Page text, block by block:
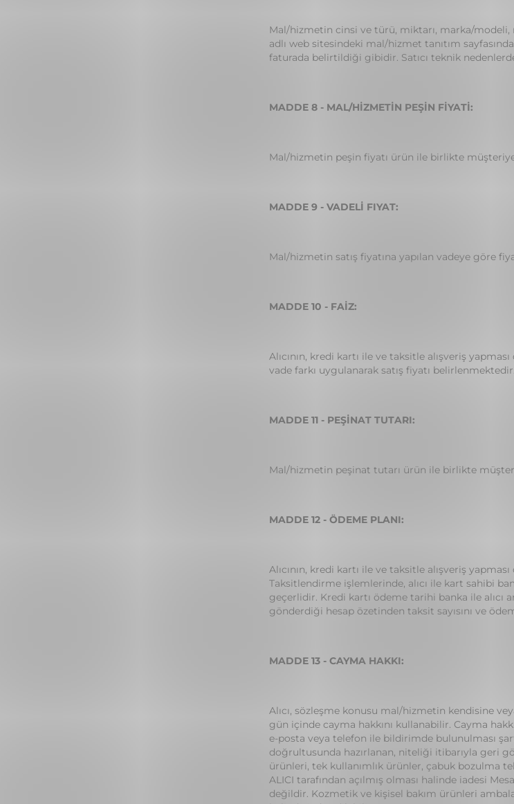
Mal/hizmetin cinsi ve türü, miktarı, marka/
adlı web sitesindeki mal/hizmet tanıtım
faturada belirtildiği gibidir. Satıcı teknik
MADDE 8 - MAL/HİZMETİN PEŞİN FİYATİ:
Mal/hizmetin peşin fiyatı ürün ile birlikte
MADDE 9 - VADELİ FIYAT:
Mal/hizmetin satış fiyatına yapılan vadeye göre
MADDE 10 - FAİZ:
Alıcının, kredi kartı ile ve taksitle alışveriş
vade farkı uygulanarak satış fiyatı
MADDE 11 - PEŞİNAT TUTARI:
Mal/hizmetin peşinat tutarı ürün ile birlikte
MADDE 12 - ÖDEME PLANI:
Alıcının, kredi kartı ile ve taksitle alışveriş
Taksitlendirme işlemlerinde, alıcı ile kart sahibi
geçerlidir. Kredi kartı ödeme tarihi banka ile alıcı
gönderdiği hesap özetinden taksit sayısını ve
MADDE 13 - CAYMA HAKKI:
Alıcı, sözleşme konusu mal/hizmetin kendisine
gün içinde cayma hakkını kullanabilir. Cayma
e-posta veya telefon ile bildirimde bulunulması
doğrultusunda hazırlanan, niteliği itibarıyla geri
ürünleri, tek kullanımlık ürünler, çabuk bozulma
ALICI tarafından açılmış olması halinde iadesi
değildir. Kozmetik ve kişisel bakım ürünleri